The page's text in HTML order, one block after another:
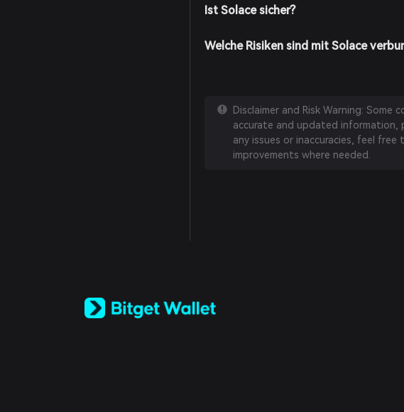
Ist Solace sicher?
Welche Risiken sind mit Solace
Disclaimer and Risk Warning:
accurate and updated
any issues or inaccuracies, feel
improvements where needed.
Español (Latinoamérica)